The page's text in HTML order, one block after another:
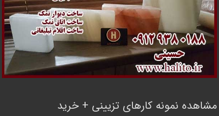
مشاهده نمونه کارهای تزیینی + خرید